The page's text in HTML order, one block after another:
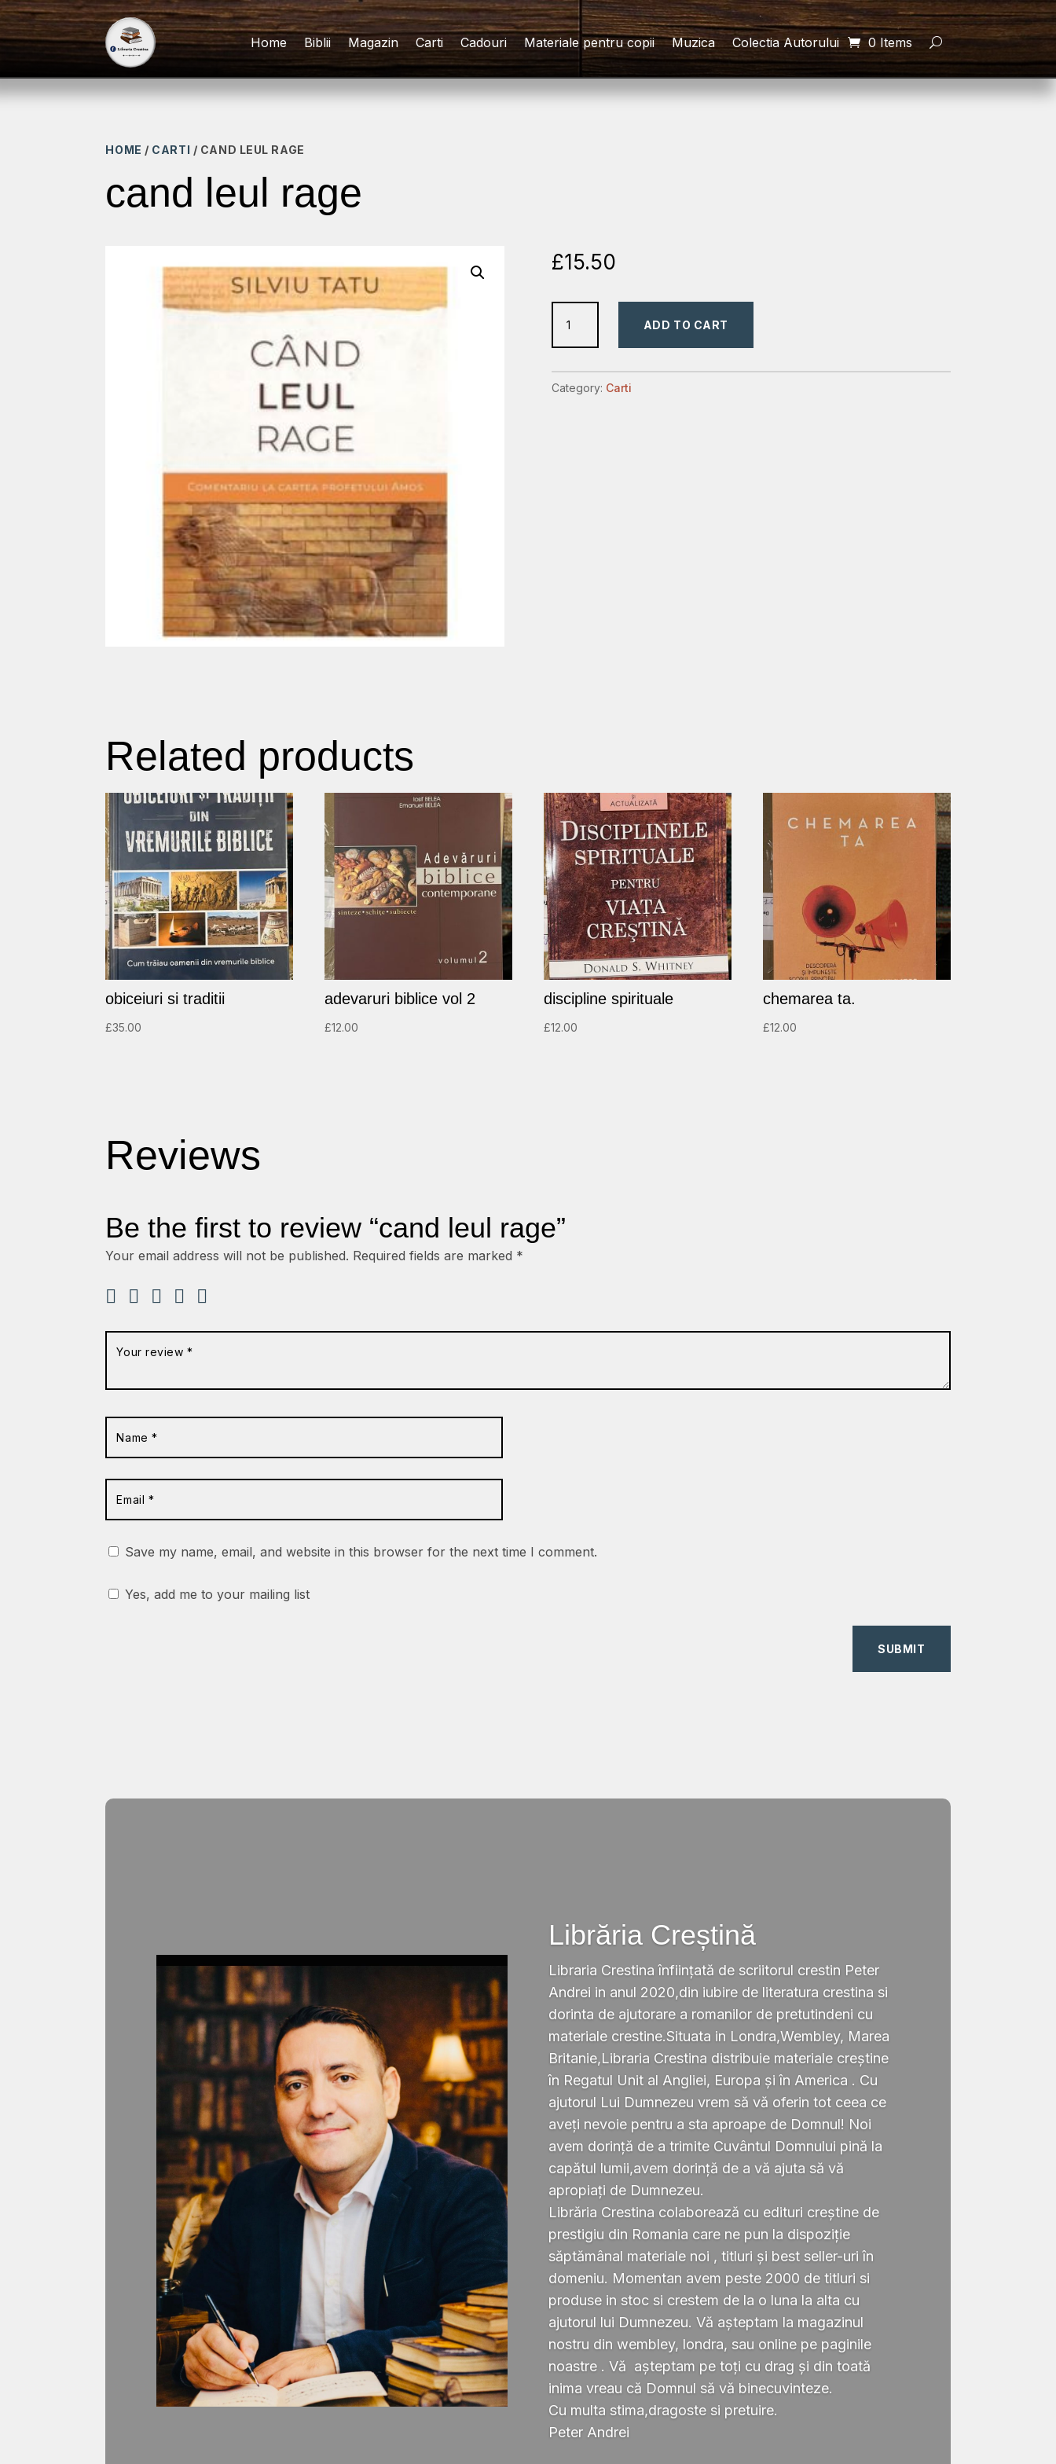
Home Biblii Magazin Carti Cadouri Materiale pentru copii Muzica Colectia Autorului 0 Items
HOME / CARTI / CAND LEUL RAGE
cand leul rage
£15.50
ADD TO CART
Category: Carti
Related products
obiceiuri si traditii
£35.00
adevaruri biblice vol 2
£12.00
discipline spirituale
£12.00
chemarea ta.
£12.00
Reviews
Be the first to review “cand leul rage”
Your email address will not be published. Required fields are marked *
Save my name, email, and website in this browser for the next time I comment.
Yes, add me to your mailing list
SUBMIT
Librăria Creștină
Libraria Crestina înființată de scriitorul crestin Peter
Andrei in anul 2020,din iubire de literatura crestina si
dorinta de ajutorare a romanilor de pretutindeni cu
materiale crestine.Situata in Londra,Wembley, Marea
Britanie,Libraria Crestina distribuie materiale creștine
în Regatul Unit al Angliei, Europa și în America . Cu
ajutorul Lui Dumnezeu vrem să vă oferin tot ceea ce
aveți nevoie pentru a sta aproape de Domnul! Noi
avem dorință de a trimite Cuvântul Domnului pină la
capătul lumii,avem dorință de a vă ajuta să vă
apropiați de Dumnezeu.
Librăria Crestina colaborează cu edituri creștine de
prestigiu din Romania care ne pun la dispoziție
săptămânal materiale noi , titluri și best seller-uri în
domeniu. Momentan avem peste 2000 de titluri si
produse in stoc si crestem de la o luna la alta cu
ajutorul lui Dumnezeu. Vă așteptam la magazinul
nostru din wembley, londra, sau online pe paginile
noastre . Vă așteptam pe toți cu drag și din toată
inima vreau că Domnul să vă binecuvinteze.
Cu multa stima,dragoste si pretuire.
Peter Andrei